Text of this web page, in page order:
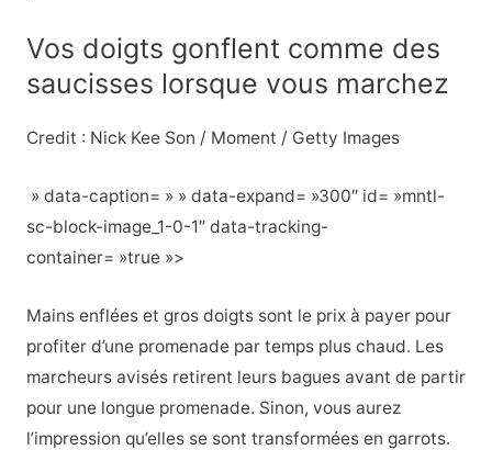
Vos doigts gonflent comme des
saucisses lorsque vous marchez
Credit : Nick Kee Son / Moment / Getty Images
» data-caption= » » data-expand= »300″ id= »mntl-
sc-block-image_1-0-1″ data-tracking-
container= »true »>
Mains enflées et gros doigts sont le prix à payer pour
profiter d’une promenade par temps plus chaud. Les
marcheurs avisés retirent leurs bagues avant de partir
pour une longue promenade. Sinon, vous aurez
l’impression qu’elles se sont transformées en garrots.